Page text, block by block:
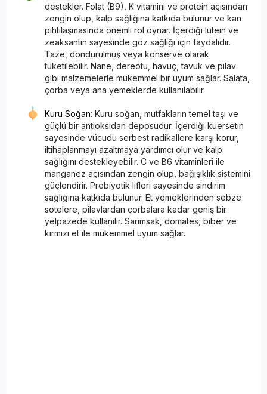
destekler. Folat (B9), K vitamini ve protein açısından
zengin olup, kalp sağlığına katkıda bulunur ve kan
pıhtılaşmasında önemli rol oynar. İçerdiği lutein ve
zeaksantin sayesinde göz sağlığı için faydalıdır.
Taze, dondurulmuş veya konserve olarak
tüketilebilir. Nane, dereotu, havuç, tavuk ve pilav
gibi malzemelerle mükemmel bir uyum sağlar. Salata,
çorba veya ana yemeklerde kullanılabilir.
Kuru Soğan: Kuru soğan, mutfakların temel taşı ve
güçlü bir antioksidan deposudur. İçerdiği kuersetin
sayesinde vücudu serbest radikallere karşı korur,
iltihaplanmayı azaltmaya yardımcı olur ve kalp
sağlığını destekleyebilir. C ve B6 vitaminleri ile
manganez açısından zengin olup, bağışıklık sistemini
güçlendirir. Prebiyotik lifleri sayesinde sindirim
sağlığına katkıda bulunur. Et yemeklerinden sebze
sotelere, pilavlardan çorbalara kadar geniş bir
yelpazede kullanılır. Sarımsak, domates, biber ve
kırmızı et ile mükemmel uyum sağlar.